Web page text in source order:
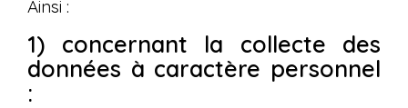
Ainsi :
1) concernant la collecte des
données à caractère personnel
: